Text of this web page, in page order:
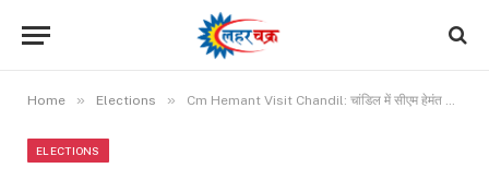
Home » Elections » Cm Hemant Visit Chandil: चांडिल में सीएम हेमंत ने झामुमो प्रत्याशी सविता महतो के समर्थन में की जनसभा, बोले सरकार बनी, तो हर गरीब को सालाना एक लाख रुपये देंगे
ELECTIONS